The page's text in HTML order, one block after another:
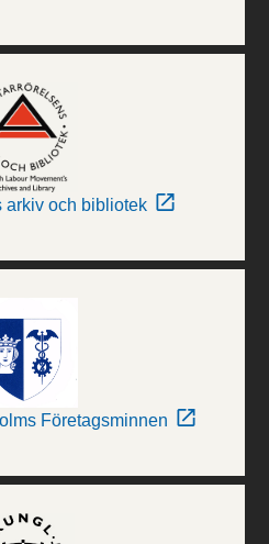
arkiv och bibliotek
Företagsminnen